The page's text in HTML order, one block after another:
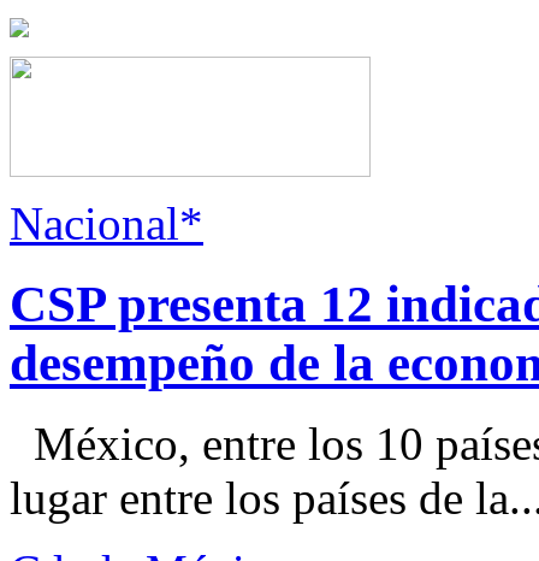
Nacional*
CSP presenta 12
desempeño de la
México, entre los 10
lugar entre los países de